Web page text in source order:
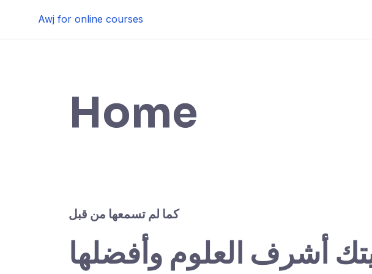
Awj for online courses
Home
كما لم تسمعها من قبل
أشرف العلوم وأفضلها